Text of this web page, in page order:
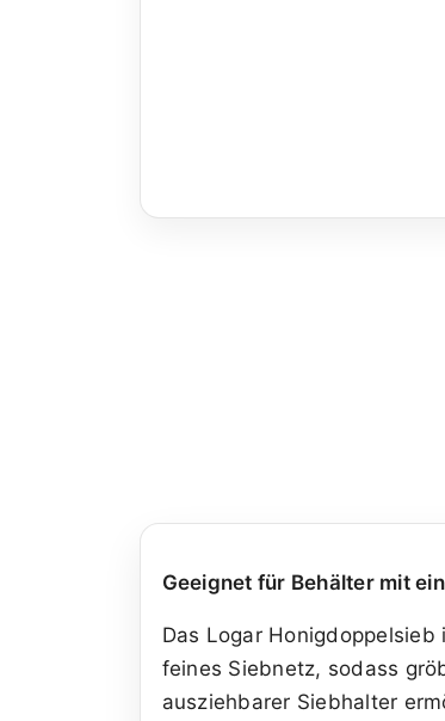
Geeignet für Behälter mit
Das Logar
feines Siebnetz, sodass
ausziehbarer Siebhalter